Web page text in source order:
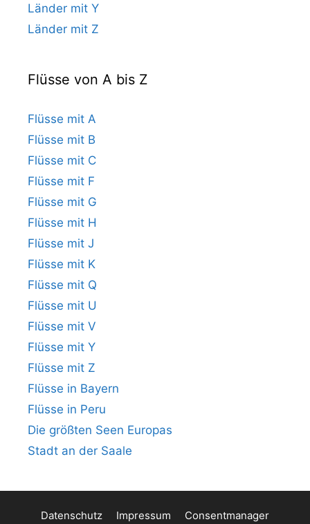
Länder mit Y
Länder mit Z
Flüsse von A bis Z
Flüsse mit A
Flüsse mit B
Flüsse mit C
Flüsse mit F
Flüsse mit G
Flüsse mit H
Flüsse mit J
Flüsse mit K
Flüsse mit Q
Flüsse mit U
Flüsse mit V
Flüsse mit Y
Flüsse mit Z
Flüsse in Bayern
Flüsse in Peru
Die größten Seen Europas
Stadt an der Saale
Datenschutz Impressum Consentmanager